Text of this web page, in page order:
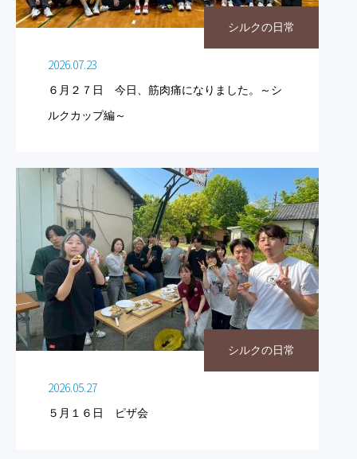
シルクの日常
2026.07.23
６月２７日 今日、筋肉痛になりました。～シ
ルクカップ編～
シルクの日常
2026.05.27
５月１６日 ピザ会